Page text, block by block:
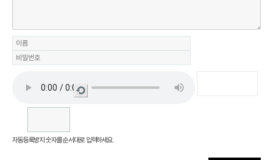
새로
자동등록방지 숫자를 순서대로 입력하세요.